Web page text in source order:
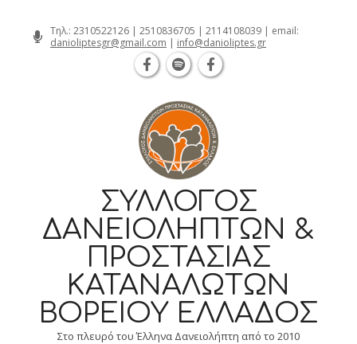
Τηλ.: 2310522126 | 2510836705 | 2114108039 | email:
danioliptesgr@gmail.com | info@danioliptes.gr
ΣΎΛΛΟΓΟΣ
ΔΑΝΕΙΟΛΗΠΤΏΝ &
ΠΡΟΣΤΑΣΊΑΣ
ΚΑΤΑΝΑΛΩΤΏΝ
ΒΟΡΕΊΟΥ ΕΛΛΆΔΟΣ
Στο πλευρό του Έλληνα Δανειολήπτη από το 2010